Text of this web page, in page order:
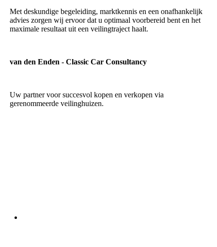
Met deskundige begeleiding, marktkennis en een onafhankelijk
advies zorgen wij ervoor dat u optimaal voorbereid bent en het
maximale resultaat uit een veilingtraject haalt.
van den Enden - Classic Car Consultancy
Uw partner voor succesvol kopen en verkopen via
gerenommeerde veilinghuizen.